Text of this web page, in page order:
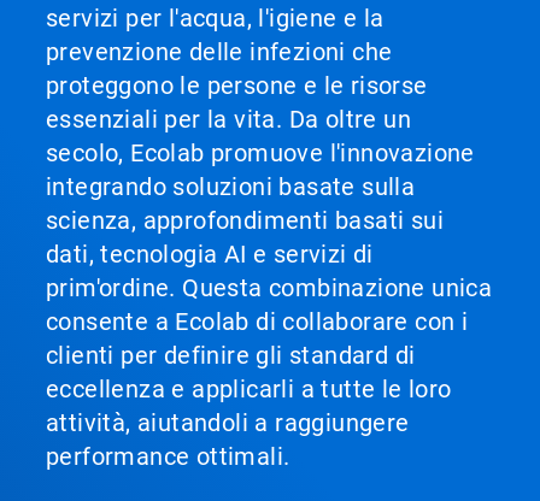
servizi per l'acqua, l'igiene e la
prevenzione delle infezioni che
proteggono le persone e le risorse
essenziali per la vita. Da oltre un
secolo, Ecolab promuove l'innovazione
integrando soluzioni basate sulla
scienza, approfondimenti basati sui
dati, tecnologia AI e servizi di
prim'ordine. Questa combinazione unica
consente a Ecolab di collaborare con i
clienti per definire gli standard di
eccellenza e applicarli a tutte le loro
attività, aiutandoli a raggiungere
performance ottimali.